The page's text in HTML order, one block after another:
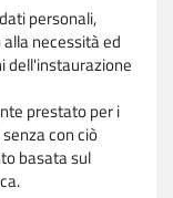
personali,
necessità ed
dell'instaurazione
prestato per i
con ciò
basata sul